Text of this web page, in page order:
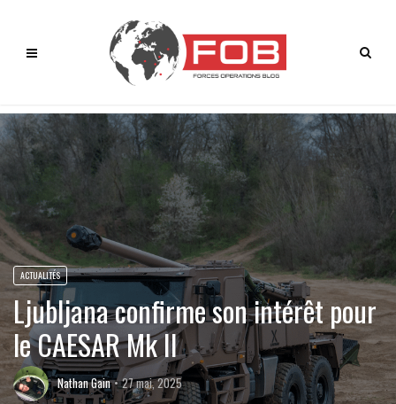
ACTUALITÉS
Ljubljana confirme son intérêt pour
le CAESAR Mk II
Nathan Gain 27 mai, 2025